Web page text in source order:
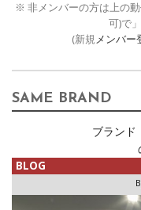
※ 非メンバーの方は上の
可)で
(新規メンバー
SAME BRAND
ブランド
BLOG